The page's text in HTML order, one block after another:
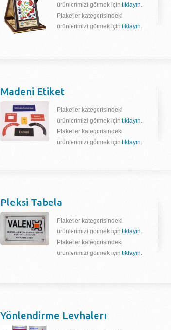
ürünlerimizi görmek için tıklayın.
Plaketler kategorisindeki
ürünlerimizi görmek için tıklayın.
Madeni Etiket
Plaketler kategorisindeki
ürünlerimizi görmek için tıklayın.
Plaketler kategorisindeki
ürünlerimizi görmek için tıklayın.
Pleksi Tabela
Plaketler kategorisindeki
ürünlerimizi görmek için tıklayın.
Plaketler kategorisindeki
ürünlerimizi görmek için tıklayın.
Yönlendirme Levhalerı